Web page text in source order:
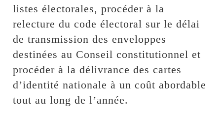
listes électorales, procéder à la
relecture du code électoral sur le délai
de transmission des enveloppes
destinées au Conseil constitutionnel et
procéder à la délivrance des cartes
d’identité nationale à un coût abordable
tout au long de l’année.